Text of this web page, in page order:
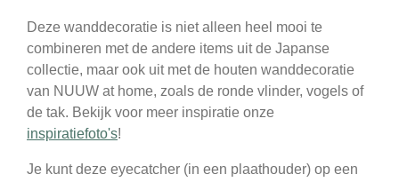
Deze wanddecoratie is niet alleen heel mooi te
combineren met de andere items uit de Japanse
collectie, maar ook uit met de houten wanddecoratie
van NUUW at home, zoals de ronde vlinder, vogels of
de tak. Bekijk voor meer inspiratie onze
inspiratiefoto's!
Je kunt deze eyecatcher (in een plaathouder) op een